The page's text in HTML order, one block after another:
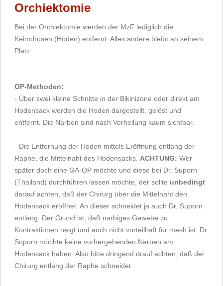
Orchiektomie
Bei der Orchiektomie werden der MzF lediglich die
Keimdrüsen (Hoden) entfernt. Alles andere bleibt an seinem
Platz.
OP-Methoden:
- Über zwei kleine Schnitte in der Bikinizone oder direkt am
Hodensack werden die Hoden dargestellt, gelöst und
entfernt. Die Narben sind nach Verheilung kaum sichtbar.
- Die Entfernung der Hoden mittels Eröffnung entlang der
Raphe, die Mittelnaht des Hodensacks. ACHTUNG: Wer
später doch eine GA-OP möchte und diese bei Dr. Suporn
(Thailand) durchführen lassen möchte, der sollte unbedingt
darauf achten, daß der Chirurg über die Mittelnaht den
Hodensack eröffnet. An dieser schneidet ja auch Dr. Suporn
entlang. Der Grund ist, daß narbiges Gewebe zu
Kontraktionen neigt und auch nicht vorteilhaft für mesh ist. Dr.
Suporn möchte keine vorhergehenden Narben am
Hodensack haben. Also bitte dringend drauf achten, daß der
Chirurg entlang der Raphe schneidet.